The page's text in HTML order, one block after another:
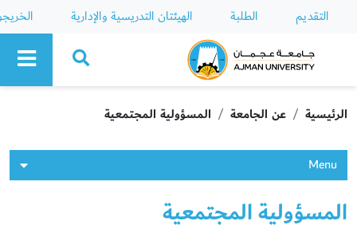
التقديم الطلبة الهيئتان التدريسية والإدارية
Ajman University
الرئيسية عن الجامعة المسؤولية المجتمعية
Menu
المسؤولية المجتمعية